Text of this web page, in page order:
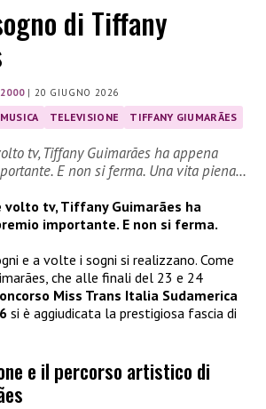
di Tiffany
|20 GIUGNO 2026
MUSICA TELEVISIONE TIFFANY GIUMARÃES
tv, Tiffany Guimarães ha appena
E non si ferma. Una vita piena…
tv, Tiffany Guimarães ha
importante. E non si ferma.
e a volte i sogni si realizzano. Come
che alle finali del 23 e 24
Miss Trans Italia Sudamerica
si è aggiudicata la prestigiosa fascia di
e il percorso artistico di